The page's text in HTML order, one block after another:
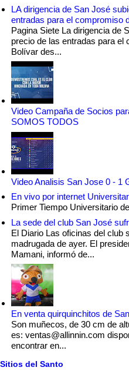
LA dirigencia de San José
entradas para el compromiso
Pagina Siete La dirigencia de
precio de las entradas para el
Bolívar des...
Video Campaña de Socios
SOMOS TODOS
Video Analisis San Jose 0 - 1
En vivo por internet
Primer Tiempo Universitario
La sede del club San José
El Diario Las oficinas del club
madrugada de ayer. El
Mamani, informó de...
En venta quirquinchitos de
Son muñecos, de 30 cm de
es: ventas@allinnin.com
encontrar en...
Sitios del Santo